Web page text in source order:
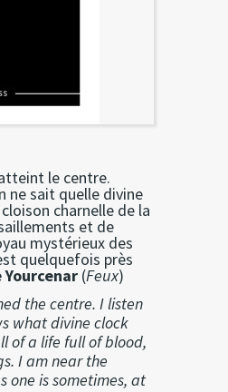
le centre.
ne sait quelle divine
charnelle de la
et de
mystérieux des
quelquefois près
(Feux)
the centre. I listen
what divine clock
of a life full of blood,
I am near the
one is sometimes, at